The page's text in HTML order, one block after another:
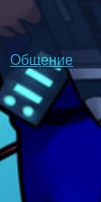
Общение